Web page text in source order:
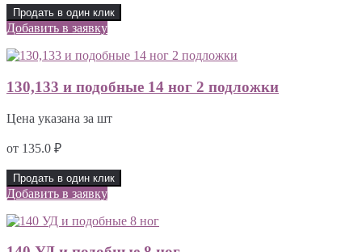
Продать в один клик
Добавить в заявку
130,133 и подобные 14 ног 2 подложки
Цена указана за шт
от 135.0 ₽
Продать в один клик
Добавить в заявку